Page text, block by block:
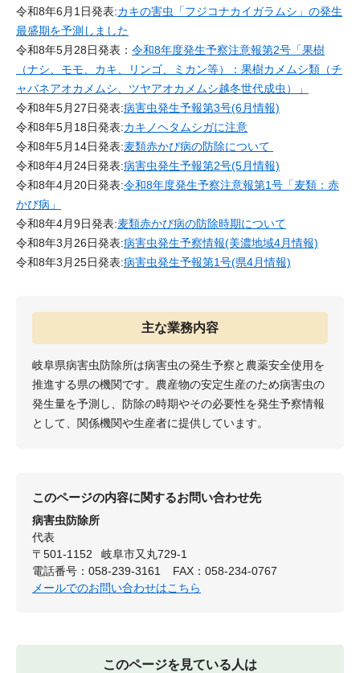
令和8年6月1日発表:カキの害虫「フジコナカイガラムシ」の発生
最盛期を予測しました
令和8年5月28日発表： 令和8年度発生予察注意報第2号「果樹
（ナシ、モモ、カキ、リンゴ、ミカン等）：果樹カメムシ類（チ
ャバネアオカメムシ、ツヤアオカメムシ越冬世代成虫）」
令和8年5月27日発表:病害虫発生予報第3号(6月情報)
令和8年5月18日発表:カキノヘタムシガに注意
令和8年5月14日発表:麦類赤かび病の防除について
令和8年4月24日発表:病害虫発生予報第2号(5月情報)
令和8年4月20日発表:令和8年度発生予察注意報第1号「麦類：赤
かび病」
​​令和8年4月9日発表:麦類赤かび病の防除時期について
令和8年3月26日発表:病害虫発生予察情報(美濃地域4月情報)
令和8年3月25日発表:病害虫発生予報第1号(県4月情報)
主な業務内容
岐阜県病害虫防除所は病害虫の発生予察と農薬安全使用を
推進する県の機関です。農産物の安定生産のため病害虫の
発生量を予測し、防除の時期やその必要性を発生予察情報
として、関係機関や生産者に提供しています。
このページの内容に関するお問い合わせ先
病害虫防除所
代表
〒501-1152
岐阜市又丸729-1
電話番号：058-239-3161
FAX：058-234-0767
メールでのお問い合わせはこちら
このページを見ている人は